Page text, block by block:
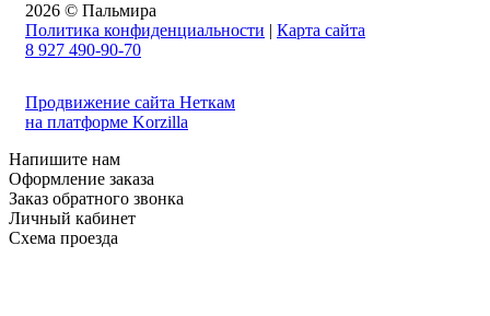
2026 © Пальмира
Политика конфиденциальности | Карта сайта
8 927 490-90-70
Продвижение сайта Неткам
на платформе Korzilla
Напишите нам
Оформление заказа
Заказ обратного звонка
Личный кабинет
Схема проезда